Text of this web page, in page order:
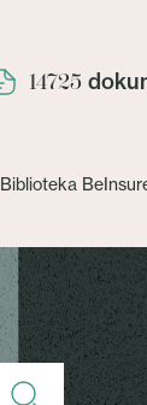
14725
Biblioteka